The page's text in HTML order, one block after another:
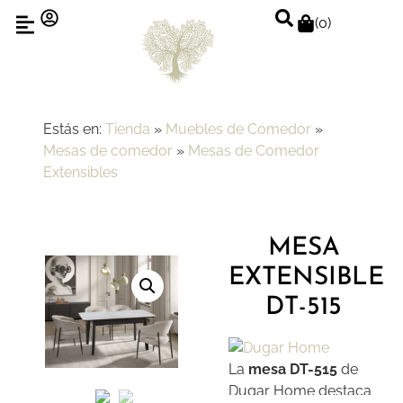
(0)
Estás en: Tienda » Muebles de Comedor »
Mesas de comedor » Mesas de Comedor
Extensibles
MESA
EXTENSIBLE
DT-515
La mesa DT-515de
Dugar Home destaca